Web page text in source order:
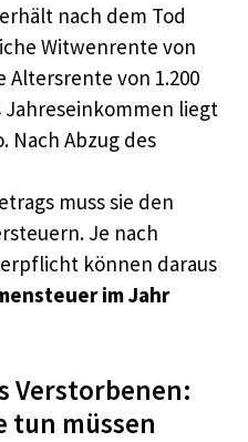
nach dem Tod
Witwenrente von
Altersrente von 1.200
liegt
Nach Abzug des
muss sie den
Je nach
können daraus
im Jahr
Verstorbenen:
tun müssen